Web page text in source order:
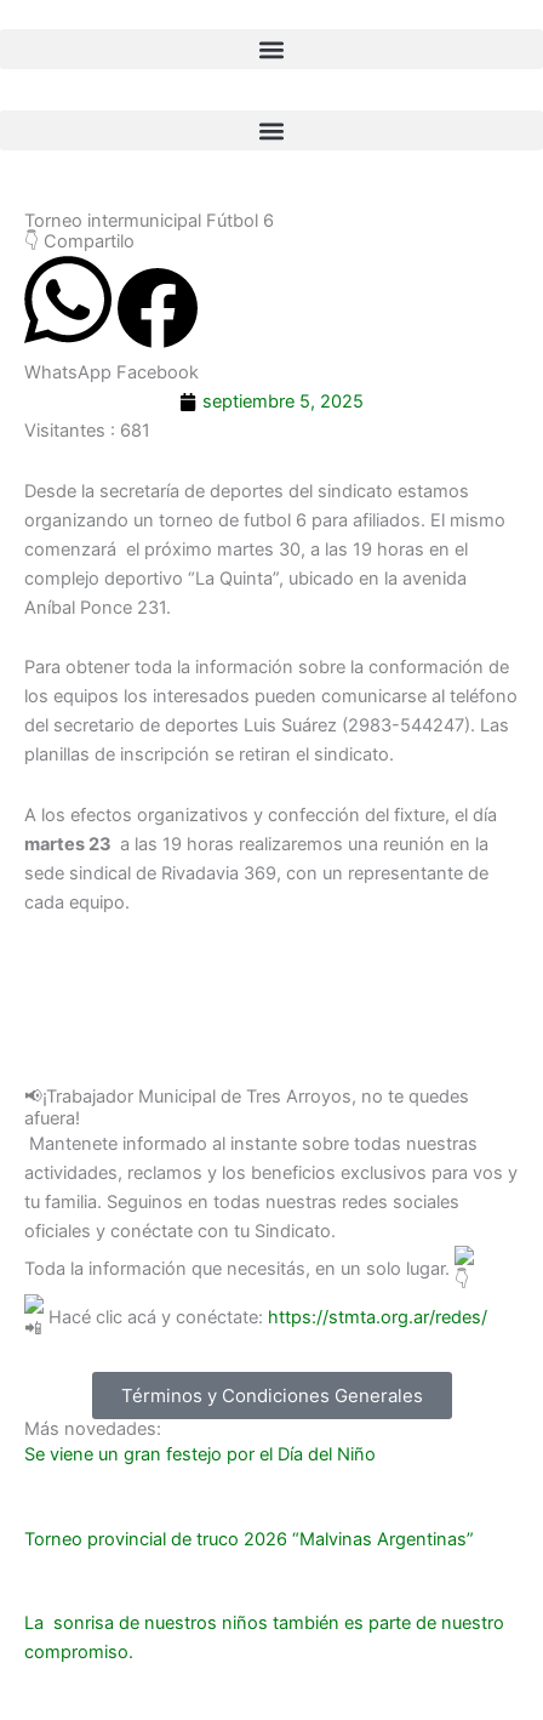
Torneo intermunicipal Fútbol 6
👇 Compartilo
WhatsApp Facebook
septiembre 5, 2025
Visitantes : 681
Desde la secretaría de deportes del sindicato estamos
organizando un torneo de futbol 6 para afiliados. El mismo
comenzará el próximo martes 30, a las 19 horas en el
complejo deportivo “La Quinta”, ubicado en la avenida
Aníbal Ponce 231.
Para obtener toda la información sobre la conformación de
los equipos los interesados pueden comunicarse al teléfono
del secretario de deportes Luis Suárez (2983-544247). Las
planillas de inscripción se retiran el sindicato.
A los efectos organizativos y confección del fixture, el día
martes 23 a las 19 horas realizaremos una reunión en la
sede sindical de Rivadavia 369, con un representante de
cada equipo.
📢¡Trabajador Municipal de Tres Arroyos, no te quedes
afuera!
Mantenete informado al instante sobre todas nuestras
actividades, reclamos y los beneficios exclusivos para vos y
tu familia. Seguinos en todas nuestras redes sociales
oficiales y conéctate con tu Sindicato.
Toda la información que necesitás, en un solo lugar.
Hacé clic acá y conéctate: https://stmta.org.ar/redes/
Términos y Condiciones Generales
Más novedades:
Se viene un gran festejo por el Día del Niño
Torneo provincial de truco 2026 “Malvinas Argentinas”
La sonrisa de nuestros niños también es parte de nuestro
compromiso.